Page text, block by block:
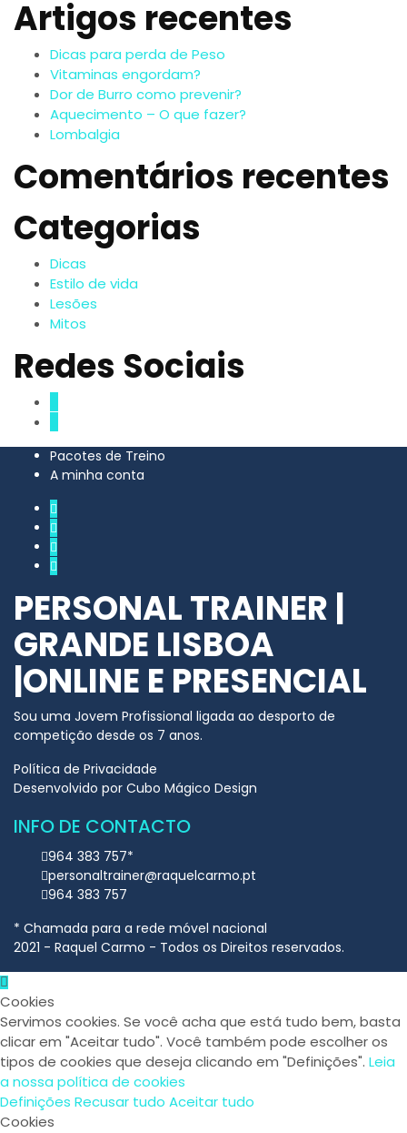
dos
conteúdos
Artigos recentes
Dicas para perda de Peso
Vitaminas engordam?
Dor de Burro como prevenir?
Aquecimento – O que fazer?
Lombalgia
Comentários recentes
Categorias
Dicas
Estilo de vida
Lesões
Mitos
Redes Sociais
Pacotes de Treino
A minha conta
PERSONAL TRAINER |
GRANDE LISBOA
|ONLINE E PRESENCIAL
Sou uma Jovem Profissional ligada ao desporto de
competição desde os 7 anos.​
Política de Privacidade
Desenvolvido por Cubo Mágico Design
INFO DE CONTACTO
964 383 757*
personaltrainer@raquelcarmo.pt
964 383 757
* Chamada para a rede móvel nacional
2021 - Raquel Carmo - Todos os Direitos reservados.
Cookies
Servimos cookies. Se você acha que está tudo bem, basta
clicar em "Aceitar tudo". Você também pode escolher os
tipos de cookies que deseja clicando em "Definições". Leia
a nossa política de cookies
Definições Recusar tudo Aceitar tudo
Cookies